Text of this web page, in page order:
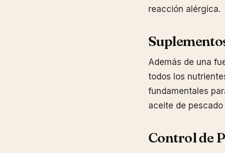
reacción alérgica.
Además de una
todos los
fundamentales
aceite de
Control de